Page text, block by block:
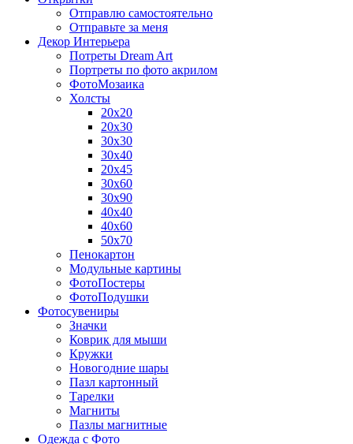
Отправлю самостоятельно
Отправьте за меня
Декор Интерьера
Потреты Dream Art
Портреты по фото акрилом
ФотоМозаика
Холсты
20х20
20х30
30х30
30х40
20х45
30х60
30х90
40х40
40х60
50х70
Пенокартон
Модульные картины
ФотоПостеры
ФотоПодушки
Фотоcувениры
Значки
Коврик для мыши
Кружки
Новогодние шары
Пазл картонный
Тарелки
Магниты
Пазлы магнитные
Одежда с Фото